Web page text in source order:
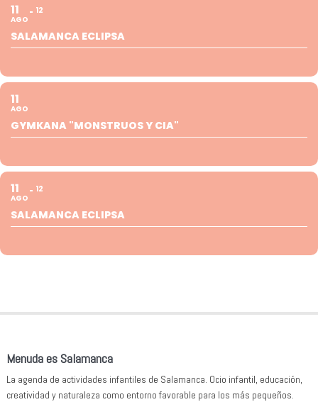
11
AGO
12
SALAMANCA ECLIPSA
11
AGO
GYMKANA "MONSTRUOS Y CIA"
11
AGO
12
SALAMANCA ECLIPSA
Menuda es Salamanca
La agenda de actividades infantiles de Salamanca. Ocio infantil, educación,
creatividad y naturaleza como entorno favorable para los más pequeños.